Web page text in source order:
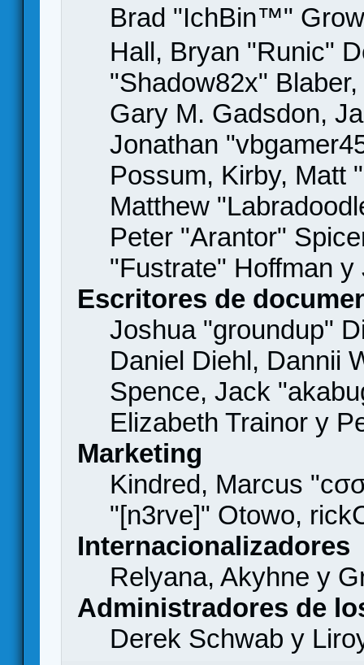
Brad "IchBin™"
Hall, Bryan "Runic"
"Shadow82x"
Gary M. Gadsdon,
Jonathan
Possum, Kirby, Matt
Matthew
Peter "Arantor"
"Fustrate" Hoffman
Escritores de
Joshua "groundup"
Daniel Diehl, Dannii
Spence, Jack
Elizabeth Trainor y
Marketing
Kindred, Marcus
"[n3rve]" Otowo,
Internacionalizadores
Relyana, Akyhne y
Administradores de
Derek Schwab y